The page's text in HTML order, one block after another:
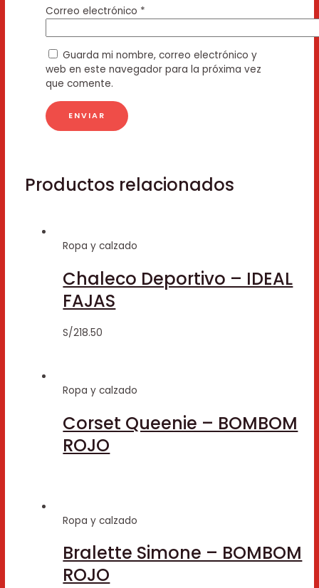
Correo electrónico *
Guarda mi nombre, correo electrónico y
web en este navegador para la próxima vez
que comente.
Productos relacionados
Ropa y calzado
Chaleco Deportivo – IDEAL
FAJAS
S/218.50
Ropa y calzado
Corset Queenie – BOMBOM
ROJO
Ropa y calzado
Bralette Simone – BOMBOM
ROJO